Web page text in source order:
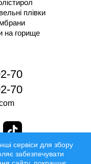
плівки
на горище
70
70
сервіси для збору
забезпечувати